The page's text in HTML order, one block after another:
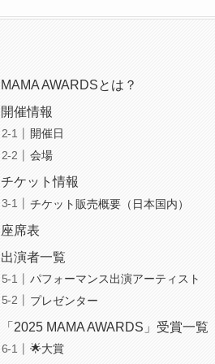
MAMA AWARDSとは？
開催情報
開催日
会場
チケット情報
チケット販売概要（日本国内）
座席表
出演者一覧
パフォーマンス出演アーティスト
プレゼンター
「2025 MAMA AWARDS」受賞一覧
🌟大賞